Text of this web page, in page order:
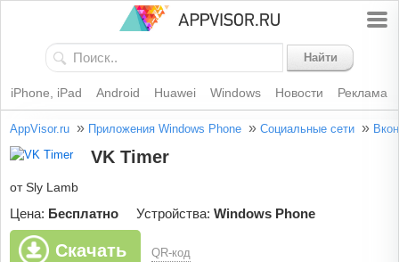
Найти
iPhone, iPad Android Huawei Windows Новости Реклама
AppVisor.ru » Приложения Windows Phone » Социальные сети »
VK Timer
от Sly Lamb
Цена: Бесплатно Устройства: Windows Phone
Скачать QR-код